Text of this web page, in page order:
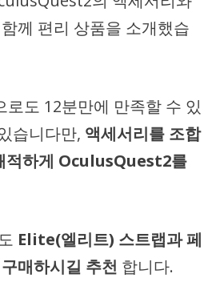
께 편리 상품을 소개했습
도 12분만에 만족할 수 있
습니다만, 액세서리를 조합
적하게 OculusQuest2를
Elite(엘리트) 스트랩과 페
매하시길 추천 합니다.